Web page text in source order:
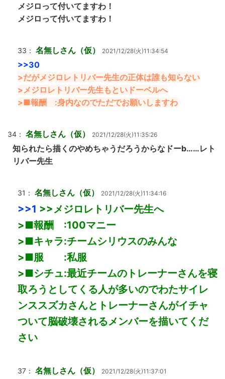
メジロって付いてますわ！
メジロって付いてますわ！
33： 名無しさん（仮） 2021/12/28(火)11:34:54
>>30
>だがメジロレトリバー先生の正体は誰も知らない
>メジロレトリバー先生もといドーベルへ
>■報酬 :身内なのでただでお願いしますわ
34： 名無しさん（仮） 2021/12/28(火)11:35:26
知られたら描くのやめちゃうだろうからなドーb……レト
リバー先生
31： 名無しさん（仮） 2021/12/28(火)11:34:16
>>1 >>メジロレトリバー先生へ
>■報酬 :100マニー
>■キャラ:チームシリウスのみんな
>■服 :私服
>■シチュ:最近チームのトレーナーさんを寝
取ろうとしてくる人が多いのでわたサイレ
ンススズカさんとトレーナーさんがイチャ
ついて脳破壊されるメンバーを描いてくだ
さい
37： 名無しさん（仮） 2021/12/28(火)11:37:01